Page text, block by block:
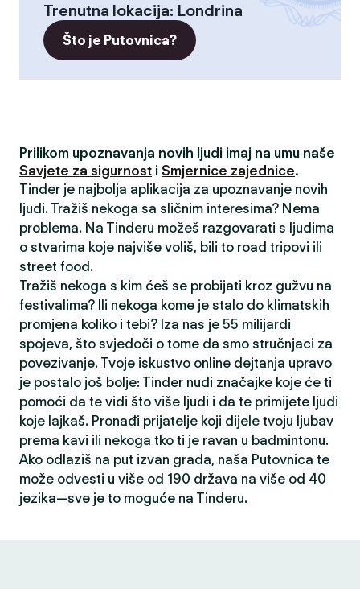
Trenutna lokacija: Londrina
Što je Putovnica?
Prilikom upoznavanja novih ljudi imaj na umu naše
Savjete za sigurnost i Smjernice zajednice.
Tinder je najbolja aplikacija za upoznavanje novih
ljudi. Tražiš nekoga sa sličnim interesima? Nema
problema. Na Tinderu možeš razgovarati s ljudima
o stvarima koje najviše voliš, bili to road tripovi ili
street food.
Tražiš nekoga s kim ćeš se probijati kroz gužvu na
festivalima? Ili nekoga kome je stalo do klimatskih
promjena koliko i tebi? Iza nas je 55 milijardi
spojeva, što svjedoči o tome da smo stručnjaci za
povezivanje. Tvoje iskustvo online dejtanja upravo
je postalo još bolje: Tinder nudi značajke koje će ti
pomoći da te vidi što više ljudi i da te primijete ljudi
koje lajkaš. Pronađi prijatelje koji dijele tvoju ljubav
prema kavi ili nekoga tko ti je ravan u badmintonu.
Ako odlaziš na put izvan grada, naša Putovnica te
može odvesti u više od 190 država na više od 40
jezika—sve je to moguće na Tinderu.